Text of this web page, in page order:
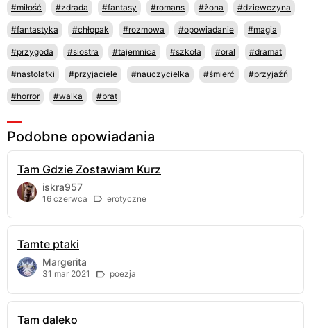
#miłość #zdrada #fantasy #romans #żona #dziewczyna
#fantastyka #chłopak #rozmowa #opowiadanie #magia
#przygoda #siostra #tajemnica #szkoła #oral #dramat
#nastolatki #przyjaciele #nauczycielka #śmierć #przyjaźń
#horror #walka #brat
Podobne opowiadania
Tam Gdzie Zostawiam Kurz
iskra957
16 czerwca erotyczne
Tamte ptaki
Margerita
31 mar 2021 poezja
Tam daleko